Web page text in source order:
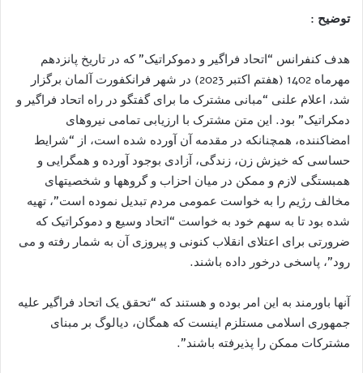
توضيح :
هدف کنفرانس “اتحاد فراگير و دموکراتيک” که در تاريخ پانزدهم
مهرماه 1402 (هفتم اکتبر 2023) در شهر فرانکفورت آلمان برگزار
شد، اعلام علنی “مبانی مشترک ما برای گفتگو در راه اتحاد فراگير و
دمکراتيک” بود. اين متن مشترک با ارزيابی تمامی نيروهای
امضاکننده، همچنانکه در مقدمه آن آورده شده است، از “شرایط
حساسی که خيزش زن، زندگی، آزادی بوجود آورده و همگرایی و
همبستگی لازم و ممکن در میان احزاب و گروهها و شخصیتهای
مخالف رژیم را بە خواست عمومی مردم تبديل نموده است”، تهيه
شده بود تا به سهم خود به خواست “اتحاد وسيع و دموکراتيک که
ضرورتی برای اعتلای انقلاب کنونی و پیروزی آن به شمار رفته و می
رود”، پاسخی درخور داده باشند.
آنها باورمند به اين امر بوده و هستند که “تحقق یک اتحاد فراگیر عليه
جمهوری اسلامی مستلزم اینست کە همگان، دیالوگ بر مبنای
مشترکات ممکن را پذيرفته باشند”.